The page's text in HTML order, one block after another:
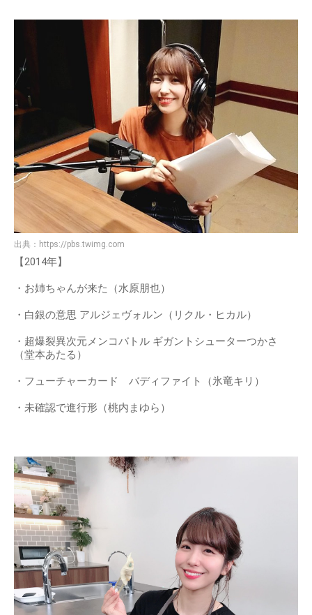
出典： https://pbs.twimg.com
【2014年】
・お姉ちゃんが来た（水原朋也）
・白銀の意思 アルジェヴォルン（リクル・ヒカル）
・超爆裂異次元メンコバトル ギガントシューターつかさ
（堂本あたる）
・フューチャーカード バディファイト（氷竜キリ）
・未確認で進行形（桃内まゆら）